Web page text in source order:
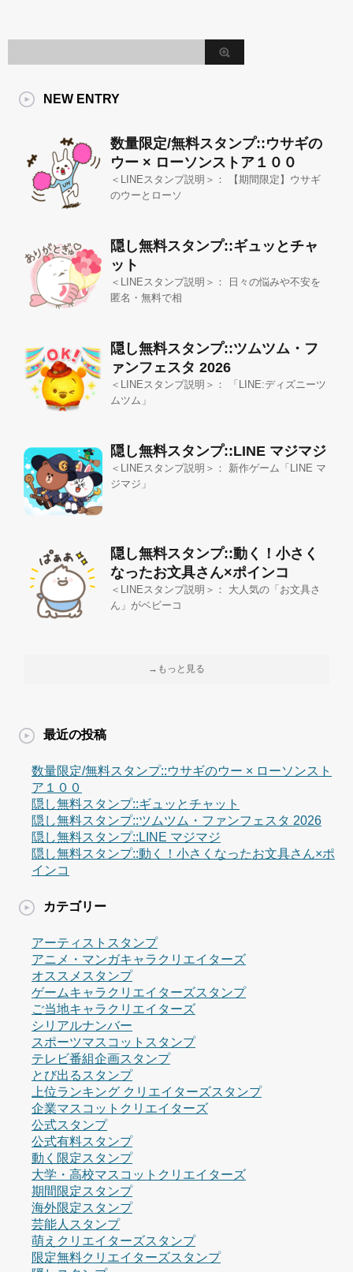
NEW ENTRY
数量限定/無料スタンプ::ウサギの
ウー × ローソンストア１００
＜LINEスタンプ説明＞： 【期間限定】ウサギ
のウーとローソ
隠し無料スタンプ::ギュッとチャ
ット
＜LINEスタンプ説明＞： 日々の悩みや不安を
匿名・無料で相
隠し無料スタンプ::ツムツム・フ
ァンフェスタ 2026
＜LINEスタンプ説明＞： 「LINE:ディズニーツ
ムツム」
隠し無料スタンプ::LINE マジマジ
＜LINEスタンプ説明＞： 新作ゲーム「LINE マ
ジマジ」
隠し無料スタンプ::動く！小さく
なったお文具さん×ポインコ
＜LINEスタンプ説明＞： 大人気の「お文具さ
ん」がベビーコ
→もっと見る
最近の投稿
数量限定/無料スタンプ::ウサギのウー × ローソンスト
ア１００
隠し無料スタンプ::ギュッとチャット
隠し無料スタンプ::ツムツム・ファンフェスタ 2026
隠し無料スタンプ::LINE マジマジ
隠し無料スタンプ::動く！小さくなったお文具さん×ポ
インコ
カテゴリー
アーティストスタンプ
アニメ・マンガキャラクリエイターズ
オススメスタンプ
ゲームキャラクリエイターズスタンプ
ご当地キャラクリエイターズ
シリアルナンバー
スポーツマスコットスタンプ
テレビ番組企画スタンプ
とび出るスタンプ
上位ランキング クリエイターズスタンプ
企業マスコットクリエイターズ
公式スタンプ
公式有料スタンプ
動く限定スタンプ
大学・高校マスコットクリエイターズ
期間限定スタンプ
海外限定スタンプ
芸能人スタンプ
萌えクリエイターズスタンプ
限定無料クリエイターズスタンプ